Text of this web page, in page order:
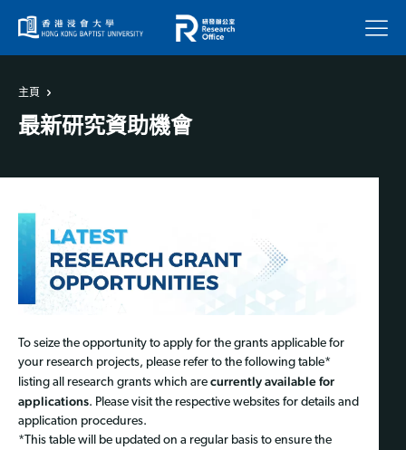
菜單
主頁
最新研究資助機會
To seize the opportunity to apply for the grants applicable for
your research projects, please refer to the following table*
listing all research grants which are currently available for
applications. Please visit the respective websites for details and
application procedures.
*This table will be updated on a regular basis to ensure the